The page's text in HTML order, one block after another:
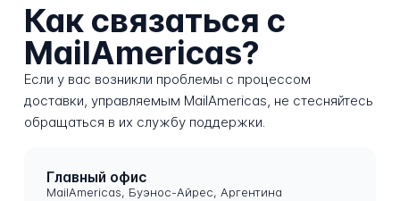
Как связаться с
MailAmericas?
Если у вас возникли проблемы с процессом
доставки, управляемым MailAmericas, не стесняйтесь
обращаться в их службу поддержки.
Главный офис
MailAmericas, Буэнос-Айрес, Аргентина